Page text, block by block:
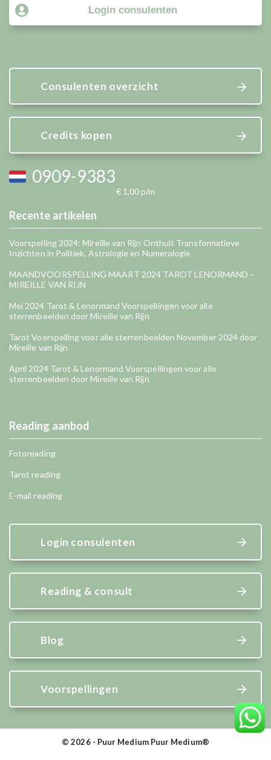
Login consulenten
Consulenten overzicht
Credits kopen
0909-9383
€ 1,00 p/m
Recente artikelen
Voorspelling 2024: Mireille van Rijn Onthult Transformatieve
Inzichten in Politiek, Astrologie en Numerologie
MAANDVOORSPELLING MAART 2024 TAROT LENORMAND –
MIREILLE VAN RIJN
Mei 2024 Tarot & Lenormand Voorspellingen voor alle
sterrenbeelden door Mireille van Rijn
Tarot Voorspelling voor alle sterrenbeelden November 2024 door
Mireille van Rijn
April 2024 Tarot & Lenormand Voorspellingen voor alle
sterrenbeelden door Mireille van Rijn
Reading aanbod
Fotoreading
Tarot reading
E-mail reading
Login consulenten
Reading & consult
Blog
Voorspellingen
© 2026 - Puur Medium Puur Medium®